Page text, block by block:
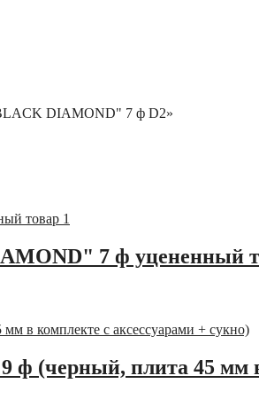
DIAMOND" 7 ф D2»
7 ф уцененный
ф (черный, плита 45 мм